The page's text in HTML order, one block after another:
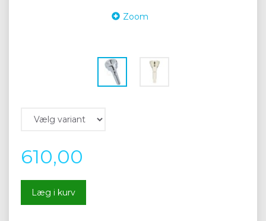
Zoom
610,00
Læg i kurv